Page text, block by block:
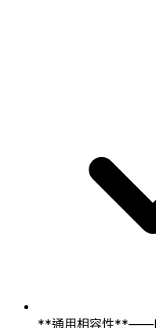
**通用相容性